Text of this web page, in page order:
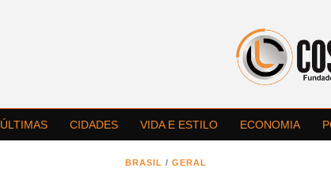
ÚLTIMAS CIDADES VIDA E ESTILO ECONOMIA
BRASIL / GERAL